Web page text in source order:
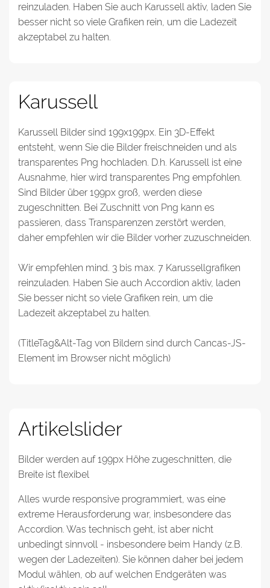
reinzuladen. Haben Sie auch Karussell aktiv, laden Sie
besser nicht so viele Grafiken rein, um die Ladezeit
akzeptabel zu halten.
Karussell
Karussell Bilder sind 199x199px. Ein 3D-Effekt
entsteht, wenn Sie die Bilder freischneiden und als
transparentes Png hochladen. D.h. Karussell ist eine
Ausnahme, hier wird transparentes Png empfohlen.
Sind Bilder über 199px groß, werden diese
zugeschnitten. Bei Zuschnitt von Png kann es
passieren, dass Transparenzen zerstört werden,
daher empfehlen wir die Bilder vorher zuzuschneiden.
Wir empfehlen mind. 3 bis max. 7 Karussellgrafiken
reinzuladen. Haben Sie auch Accordion aktiv, laden
Sie besser nicht so viele Grafiken rein, um die
Ladezeit akzeptabel zu halten.
(TitleTag&Alt-Tag von Bildern sind durch Cancas-JS-
Element im Browser nicht möglich)
Artikelslider
Bilder werden auf 199px Höhe zugeschnitten, die
Breite ist flexibel
Alles wurde responsive programmiert, was eine
extreme Herausforderung war, insbesondere das
Accordion. Was technisch geht, ist aber nicht
unbedingt sinnvoll - insbesondere beim Handy (z.B.
wegen der Ladezeiten). Sie können daher bei jedem
Modul wählen, ob auf welchen Endgeräten was